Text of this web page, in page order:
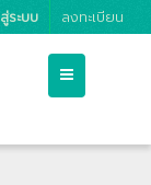
ระบบ ลงทะเบียน